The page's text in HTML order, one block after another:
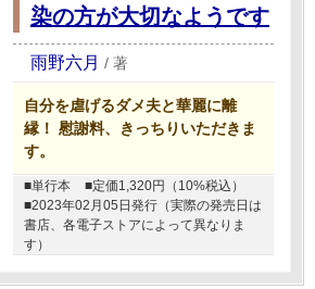
染の方が大切なようです
雨野六月 / 著
自分を虐げるダメ夫と華麗に離
縁！ 慰謝料、きっちりいただきま
す。
■単行本
■定価1,320円（10%税込）
■2023年02月05日発行（実際の発売日は
書店、各電子ストアによって異なりま
す）